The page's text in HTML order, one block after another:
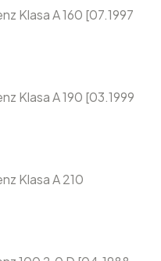
Klasa A 160 [07.1997
Klasa A 190 [03.1999
Klasa A 210